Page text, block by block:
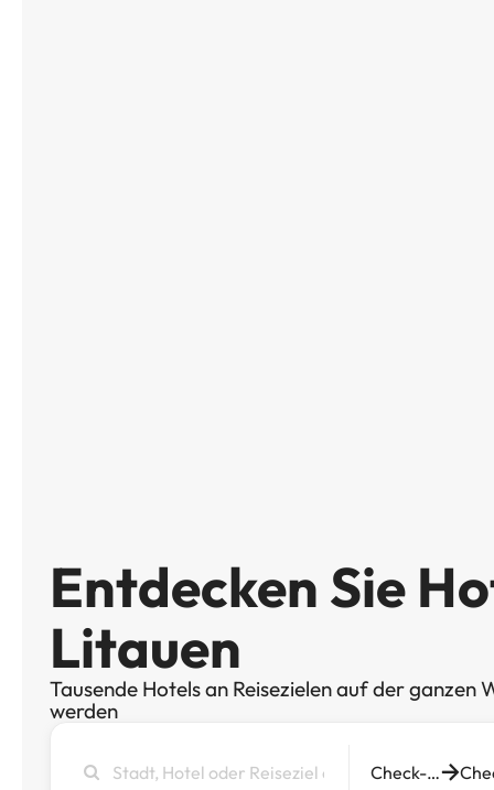
Entdecken Sie
Litauen
Tausende Hotels an Reisezielen auf der
werden
Hotel
Check-in